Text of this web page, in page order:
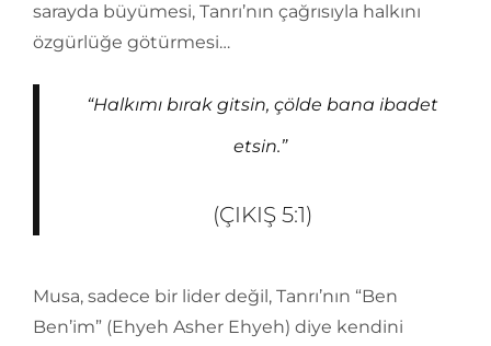
sarayda büyümesi, Tanrı’nın çağrısıyla halkını
özgürlüğe götürmesi…
“Halkımı bırak gitsin, çölde bana ibadet
etsin.”
(ÇIKIŞ 5:1)
Musa, sadece bir lider değil, Tanrı’nın “Ben
Ben’im” (Ehyeh Asher Ehyeh) diye kendini